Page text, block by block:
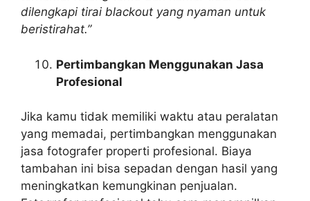
dilengkapi tirai blackout yang nyaman untuk
beristirahat.”
Pertimbangkan Menggunakan Jasa
Profesional
Jika kamu tidak memiliki waktu atau peralatan
yang memadai, pertimbangkan menggunakan
jasa fotografer properti profesional. Biaya
tambahan ini bisa sepadan dengan hasil yang
meningkatkan kemungkinan penjualan.